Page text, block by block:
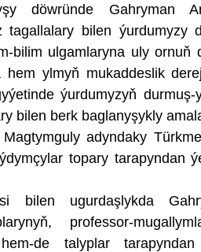
döwründe Gahryman
tagallalary bilen ýurdumyzy
bilim ulgamlaryna uly
hem ylmyň mukaddeslik
ýurdumyzyň
bilen berk baglanyşykly
adyndaky
topary tarapyndan
bilen ugurdaşlykda
professor-
hem-de talyplar